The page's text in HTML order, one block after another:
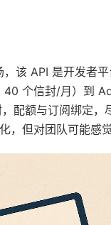
该 API 是开发者
个信封/月）到
配额与订阅绑定
，但对团队可能感觉